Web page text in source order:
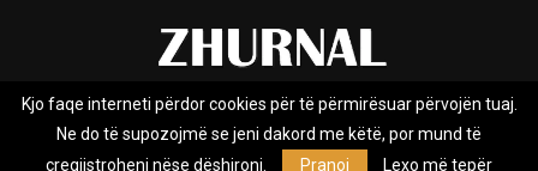
Rreth nesh Impresumi Marketing
Privacy Policy
Kjo faqe interneti përdor cookies për të përmirësuar përvojën tuaj.
Ne do të supozojmë se jeni dakord me këtë, por mund të
çregjistroheni nëse dëshironi.
Pranoj Lexo më tepër